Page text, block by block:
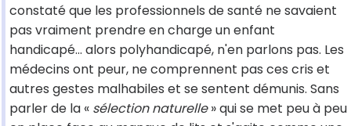
constaté que les professionnels de santé ne savaient
pas vraiment prendre en charge un enfant
handicapé... alors polyhandicapé, n'en parlons pas. Les
médecins ont peur, ne comprennent pas ces cris et
autres gestes malhabiles et se sentent démunis. Sans
parler de la « sélection naturelle» qui se met peu à peu